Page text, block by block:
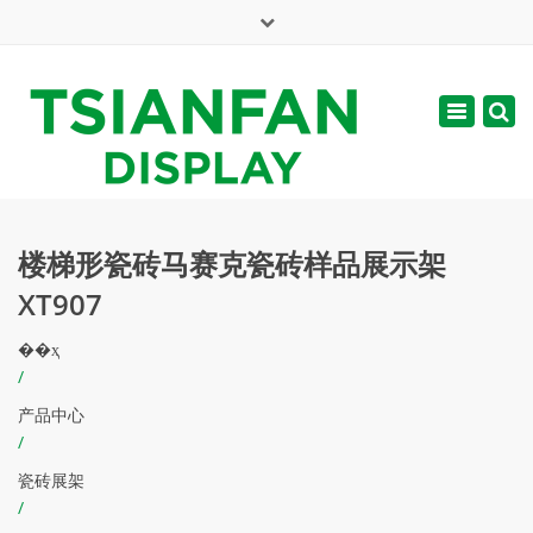
周一 - 周六: 7:00 - 17:00
Toggle
楼梯形瓷砖马赛克瓷砖样品展示架
XT907
��ҳ
/
产品中心
/
瓷砖展架
/